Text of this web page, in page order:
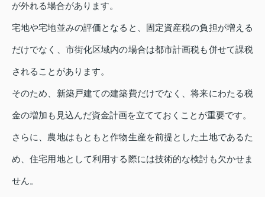
が外れる場合があります。
宅地や宅地並みの評価となると、固定資産税の負担が増える
だけでなく、市街化区域内の場合は都市計画税も併せて課税
されることがあります。
そのため、新築戸建ての建築費だけでなく、将来にわたる税
金の増加も見込んだ資金計画を立てておくことが重要です。
さらに、農地はもともと作物生産を前提とした土地であるた
め、住宅用地として利用する際には技術的な検討も欠かせま
せん。